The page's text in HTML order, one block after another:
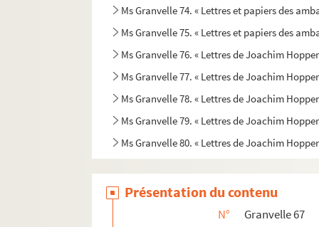
Ms Granvelle 74. « Lettres et papiers des
Ms Granvelle 75. « Lettres et papiers des
Ms Granvelle 76. « Lettres de Joachim
Ms Granvelle 77. « Lettres de Joachim
Ms Granvelle 78. « Lettres de Joachim
Ms Granvelle 79. « Lettres de Joachim
Ms Granvelle 80. « Lettres de Joachim
Présentation du contenu
N°
Granvelle 67